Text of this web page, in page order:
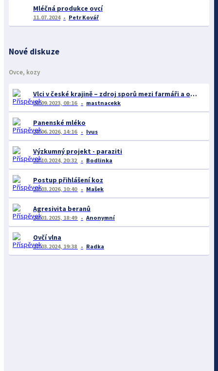
Mléčná produkce ovcí
11.07.2024 Petr Kovář
Nové diskuze
Ovce, kozy
Vlci v české krajině – zdroj sporů mezi farmáři a ochránci
08.09.2023, 08:16 mastnacekk
Panenské mléko
28.06.2026, 14:16 Ivus
Výzkumný projekt - paraziti
22.10.2024, 20:32 Bodlinka
Postup přihlášení koz
23.03.2026, 10:40 Mašek
Agresivita beranů
26.01.2025, 18:49 Anonymní
Ovčí vlna
17.03.2024, 19:38 Radka